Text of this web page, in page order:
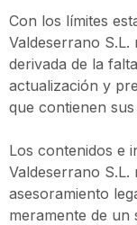
Con los límites
Valdeserrano S.L.
derivada de la
actualización y
que contienen
Los contenidos e
Valdeserrano
asesoramiento
meramente de